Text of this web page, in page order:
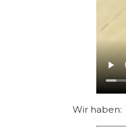
Wir haben: